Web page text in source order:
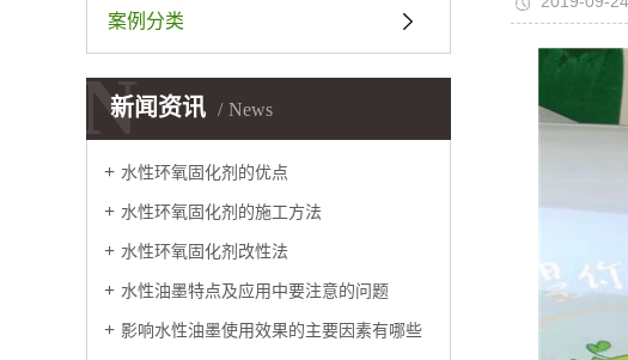
案例分类
新闻资讯 News
N
水性环氧固化剂的优点
水性环氧固化剂的施工方法
水性环氧固化剂改性法
水性油墨特点及应用中要注意的问题
影响水性油墨使用效果的主要因素有哪些